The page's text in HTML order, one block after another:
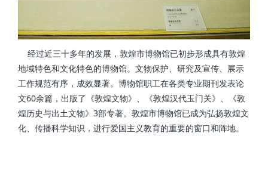
经过近三十多年的发展，敦煌市博物馆已初步形成具有敦煌
地域特色和文化特色的博物馆。文物保护、研究及宣传、展示
工作规范有序，成效显著。博物馆职工在各类专业期刊发表论
文60余篇，出版了《敦煌文物》、《敦煌汉代玉门关》、《敦
煌历史与出土文物》3部专著。敦煌市博物馆已成为弘扬敦煌文
化、传播科学知识，进行爱国主义教育的重要的窗口和阵地。